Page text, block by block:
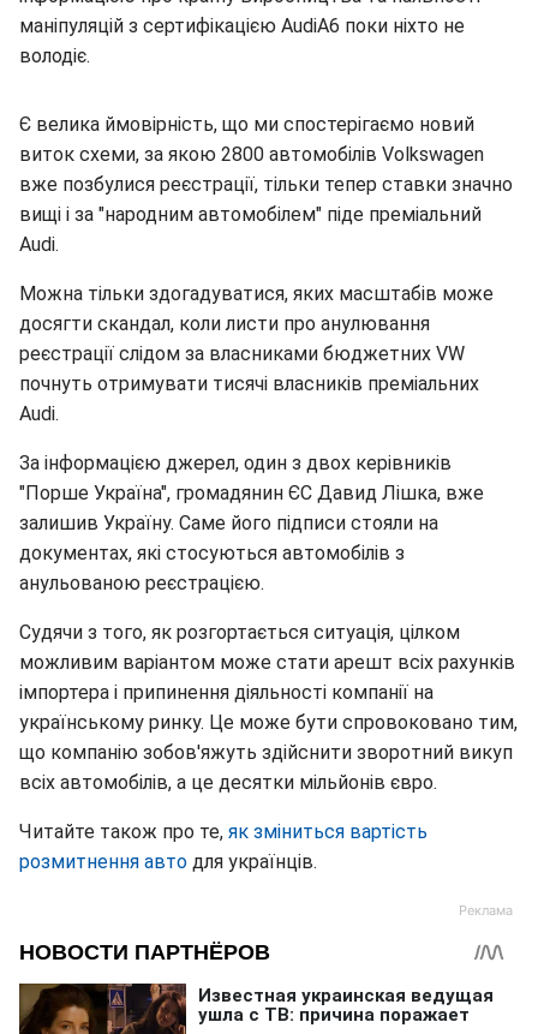
маніпуляцій з сертифікацією AudiA6 поки ніхто не
володіє.
Є велика ймовірність, що ми спостерігаємо новий
виток схеми, за якою 2800 автомобілів Volkswagen
вже позбулися реєстрації, тільки тепер ставки значно
вищі і за "народним автомобілем" піде преміальний
Audi.
Можна тільки здогадуватися, яких масштабів може
досягти скандал, коли листи про анулювання
реєстрації слідом за власниками бюджетних VW
почнуть отримувати тисячі власників преміальних
Audi.
За інформацією джерел, один з двох керівників
"Порше Україна", громадянин ЄС Давид Лішка, вже
залишив Україну. Саме його підписи стояли на
документах, які стосуються автомобілів з
анульованою реєстрацією.
Судячи з того, як розгортається ситуація, цілком
можливим варіантом може стати арешт всіх рахунків
імпортера і припинення діяльності компанії на
українському ринку. Це може бути спровоковано тим,
що компанію зобов'яжуть здійснити зворотний викуп
всіх автомобілів, а це десятки мільйонів євро.
Читайте також про те, як зміниться вартість
розмитнення авто для українців.